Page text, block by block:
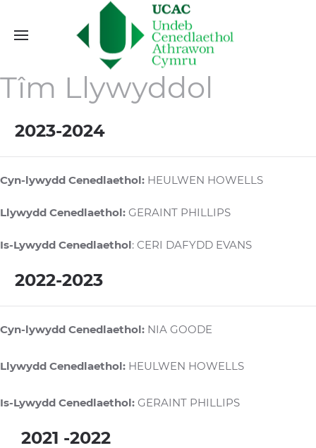
Tîm Llywyddol
2023-2024
Cyn-lywydd Cenedlaethol: HEULWEN HOWELLS
Llywydd Cenedlaethol: GERAINT PHILLIPS
Is-Lywydd Cenedlaethol: CERI DAFYDD EVANS
2022-2023
Cyn-lywydd Cenedlaethol: NIA GOODE
Llywydd Cenedlaethol: HEULWEN HOWELLS
Is-Lywydd Cenedlaethol: GERAINT PHILLIPS
2021 -2022